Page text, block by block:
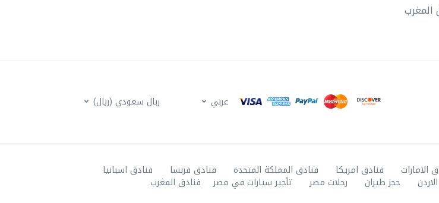
المغرب
عربي ربال سعودي (ريال)
الامارات فنادق امريكا فنادق المملكة المتحدة فنادق فرنسا فنادق اسبانيا
حجز طيران رحلات مصر تأجير سيارات في مصر فنادق المغرب